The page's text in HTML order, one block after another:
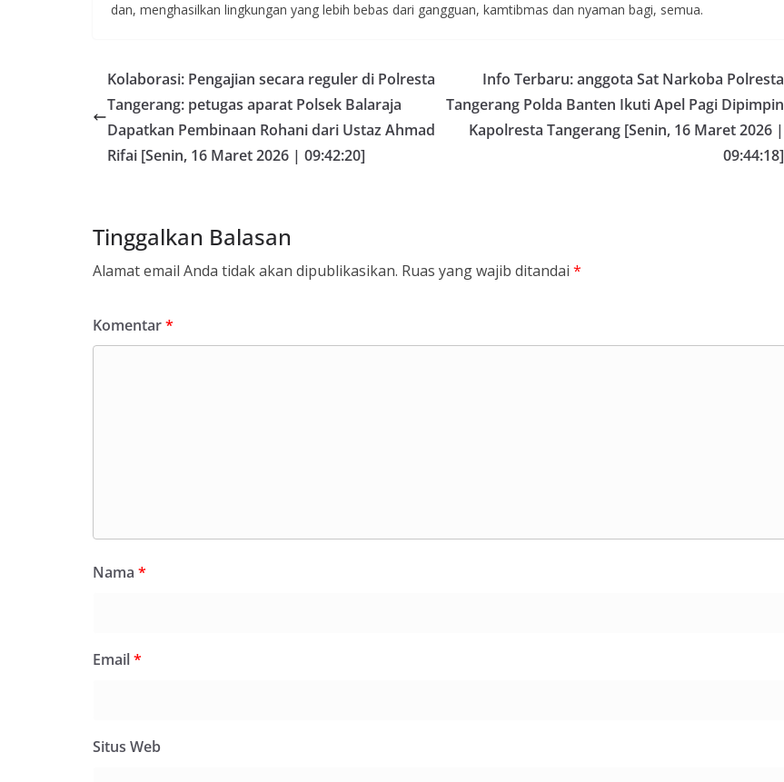
dan, menghasilkan lingkungan yang lebih bebas dari gangguan, kamtibmas dan nyaman bagi, semua.
Kolaborasi: Pengajian secara reguler di Polresta
Tangerang: petugas aparat Polsek Balaraja
Dapatkan Pembinaan Rohani dari Ustaz Ahmad
Rifai [Senin, 16 Maret 2026 | 09:42:20]
Info Terbaru: anggota Sat Narkoba Polresta
Tangerang Polda Banten Ikuti Apel Pagi Dipimpin
Kapolresta Tangerang [Senin, 16 Maret 2026 |
09:44:18]
Tinggalkan Balasan
Alamat email Anda tidak akan dipublikasikan. Ruas yang wajib ditandai *
Komentar*
Nama *
Email*
Situs Web